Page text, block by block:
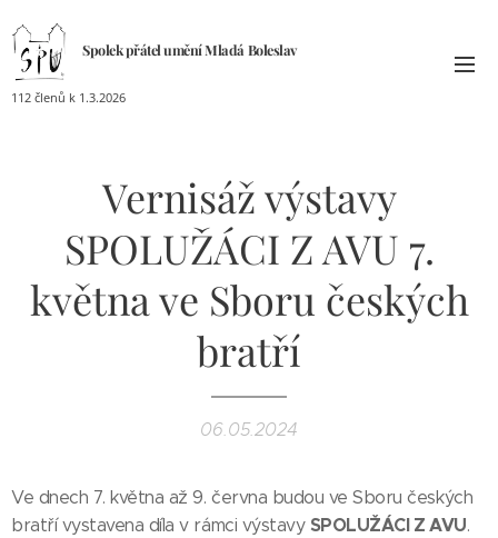
Spolek přátel uměníMladá Boleslav
112 členů k 1.3.2026
Vernisáž výstavy
SPOLUŽÁCI Z AVU 7.
května ve Sboru českých
bratří
06.05.2024
Ve dnech 7. května až 9. června budou ve Sboru českých
bratří vystavena díla v rámci výstavy SPOLUŽÁCI Z AVU.